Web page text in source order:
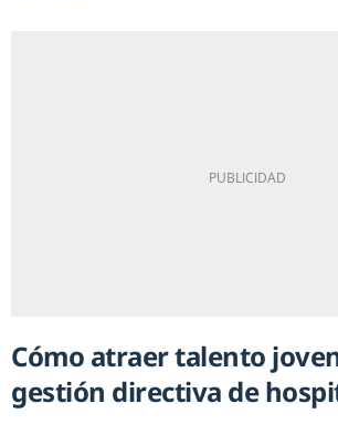
Cómo atraer talento
gestión directiva de